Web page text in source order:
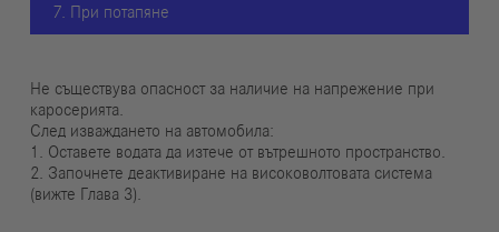
7. При потапяне
Не съществува опасност за наличие на напрежение при
каросерията.
След изваждането на автомобила:
1. Оставете водата да изтече от вътрешното пространство.
2. Започнете деактивиране на високоволтовата система
(вижте Глава 3).